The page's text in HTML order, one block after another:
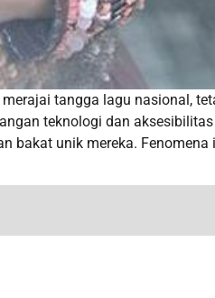
tangga lagu nasional,
teknologi dan aksesibilitas
bakat unik mereka. Fenomena